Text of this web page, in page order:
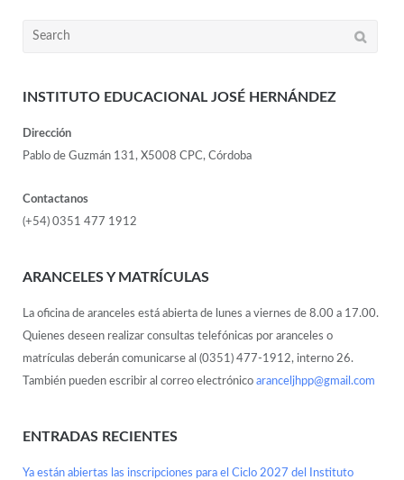
INSTITUTO EDUCACIONAL JOSÉ HERNÁNDEZ
Dirección
Pablo de Guzmán 131, X5008 CPC, Córdoba
Contactanos
(+54) 0351 477 1912
ARANCELES Y MATRÍCULAS
La oficina de aranceles está abierta de lunes a viernes de 8.00 a 17.00.
Quienes deseen realizar consultas telefónicas por aranceles o
matrículas deberán comunicarse al (0351) 477-1912, interno 26.
También pueden escribir al correo electrónico aranceljhpp@gmail.com
ENTRADAS RECIENTES
Ya están abiertas las inscripciones para el Ciclo 2027 del Instituto